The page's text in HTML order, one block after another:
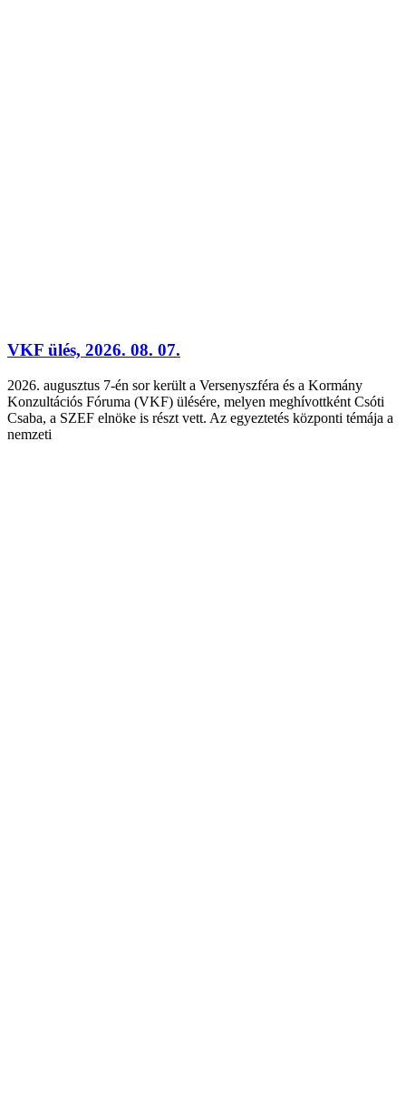
VKF ülés, 2026. 08. 07.
2026. augusztus 7-én sor került a Versenyszféra és a Kormány
Konzultációs Fóruma (VKF) ülésére, melyen meghívottként Csóti
Csaba, a SZEF elnöke is részt vett. Az egyeztetés központi témája a
nemzeti